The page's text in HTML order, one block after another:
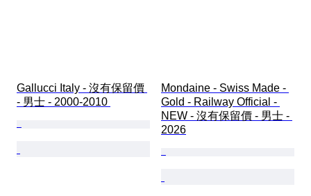
Gallucci Italy - 沒有保留價
- 男士 - 2000-2010
Mondaine - Swiss Made -
Gold - Railway Official -
NEW - 沒有保留價 - 男士 -
2026